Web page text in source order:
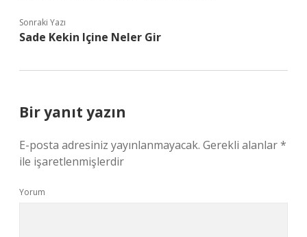
Sonraki Yazı
Sade Kekin Içine Neler Gir
Bir yanıt yazın
E-posta adresiniz yayınlanmayacak. Gerekli alanlar*
ile işaretlenmişlerdir
Yorum